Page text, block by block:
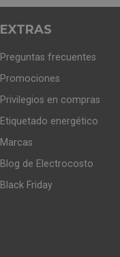
EXTRAS
Preguntas frecuentes
Promociones
Privilegios en compras
Etiquetado energético
Marcas
Blog de Electrocosto
Black Friday